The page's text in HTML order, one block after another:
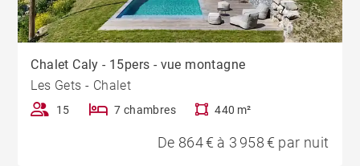
Chalet Caly - 15pers - vue montagne
Les Gets - Chalet
15 7 chambres 440 m²
De 864 € à 3 958 € par nuit